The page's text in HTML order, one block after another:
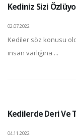
Kediniz Sizi
02.07.2022
Kediler söz konusu
insan varlığına ...
Kedilerde Deri Ve
04.11.2022